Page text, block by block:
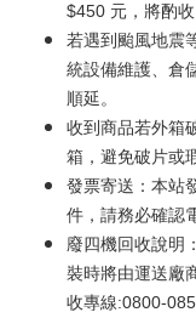
$450 元，將酌
若遇到颱風地震
統設備維護、倉
順延。
收到商品若外箱
箱，避免破片或
發票寄送：本站
件，請務必確認
廢四機回收說明
裝時將由運送廠
收專線:0800-